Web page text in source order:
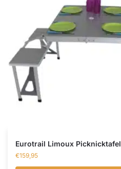
Eurotrail Limoux Picknicktafel
€159,95